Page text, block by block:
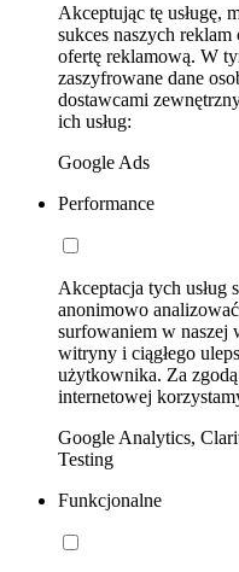
Akceptując tę usługę,
sukces naszych
ofertę reklamową. W
zaszyfrowane dane
dostawcami
ich usług:
Google Ads
Performance
Akceptacja tych usług
anonimowo
surfowaniem w naszej
witryny i ciągłego
użytkownika. Za
internetowej
Google Analytics,
Testing
Funkcjonalne